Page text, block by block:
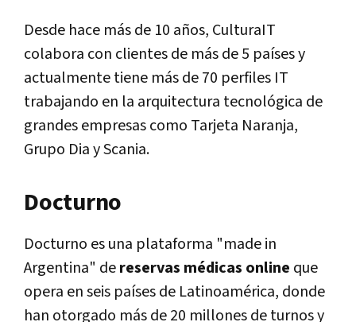
Desde hace más de 10 años, CulturaIT
colabora con clientes de más de 5 países y
actualmente tiene más de 70 perfiles IT
trabajando en la arquitectura tecnológica de
grandes empresas como Tarjeta Naranja,
Grupo Dia y Scania.
Docturno
Docturno es una plataforma "made in
Argentina" dereservas médicas online que
opera en seis países de Latinoamérica, donde
han otorgado más de 20 millones de turnos y